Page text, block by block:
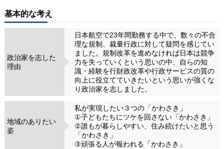
基本的な考え
政治家を志した
理由
日本航空で23年間勤務する中で、数々の不合
理な規制、裁量行政に対して疑問を感じてい
ました。規制改革を進めなければ日本は競争
力を失っていくという思いの中、自らの知
識・経験を行財政改革や行政サービスの質の
向上に役立てていきたいという思いが強くな
り政治家を志しました。
地域のありたい
姿
私が実現したい３つの「かわさき」
①子どもたちにツケを回さない「かわさき」
②誰もが暮らしやすい、住み続けたいと思う
「かわさき」
③頑張る人が報われる「かわさき」